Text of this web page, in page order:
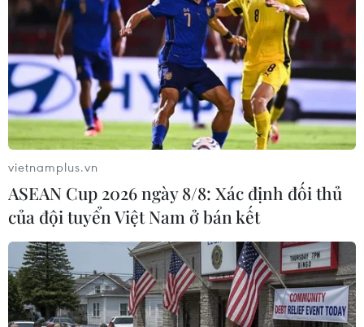
mưa rất to và rải rác có dông. Gió tây cấp 2-3.
Trong cơn dông có khả năng xảy ra lốc, sét và
gió giật mạnh. Độ ẩm từ 70-98%. Nhiệt độ thấp
nhất từ 23-26 độ C; cao nhất từ 28-31 độ C./.
(TTXVN/Vietnam+)
vietnamplus.vn
ASEAN Cup 2026 ngày 8/8: Xác định đối thủ
của đội tuyển Việt Nam ở bán kết